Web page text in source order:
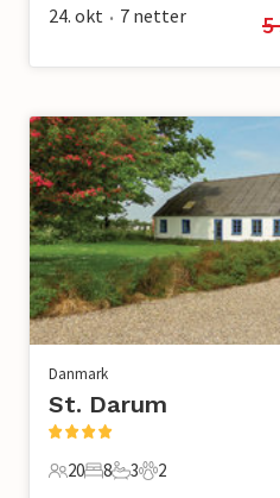
24. okt • 7 netter 5
Danmark
St. Darum
20 Gjester
20
8 Soverom
8
3 Bad
3
2 Kjæledyr
2